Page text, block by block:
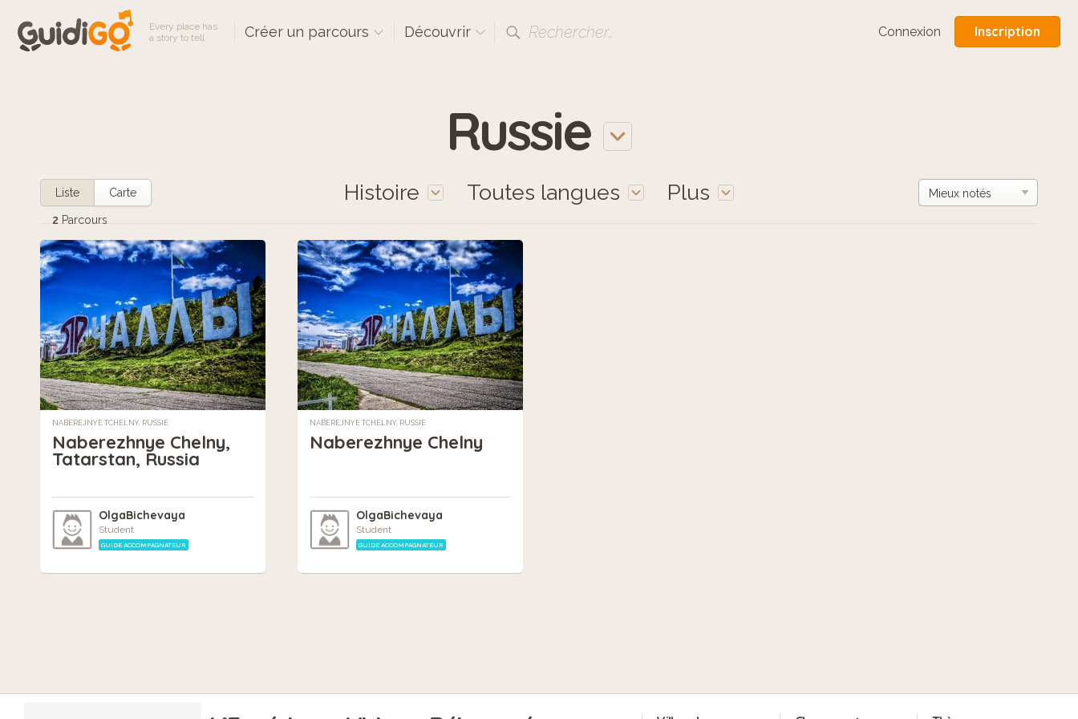
Every place has
a story to tell
Créer un parcours Découvrir Rechercher… Connexion Inscription
Russie
Histoire Toutes langues Plus
Liste Carte
2 Parcours
NABEREJNYE TCHELNY, RUSSIE
Naberezhnye Chelny,
Tatarstan, Russia
OlgaBichevaya
Student
GUIDE ACCOMPAGNATEUR
NABEREJNYE TCHELNY, RUSSIE
Naberezhnye Chelny
OlgaBichevaya
Student
GUIDE ACCOMPAGNATEUR